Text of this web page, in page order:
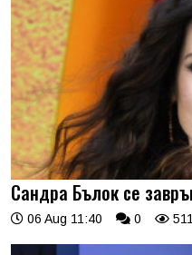
Сандра Бълок се
06 Aug 11:40 0 511